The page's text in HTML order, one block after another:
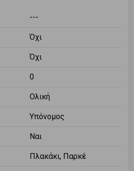
---
Όχι
Όχι
0
Ολική
Υπόνομος
Ναι
Πλακάκι, Παρκέ